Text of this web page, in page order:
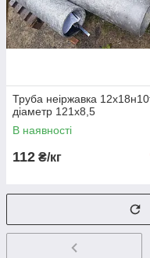
Труба неіржавка
діаметр 121х8,5
В наявності
112 ₴/кг